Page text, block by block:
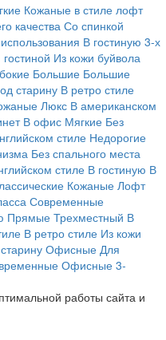
Кожаные в стиле лофт
качества Со спинкой
В гостиную 3-х
Из кожи буйвола
Большие Большие
старину В ретро стиле
Люкс В американском
В офис Мягкие Без
стиле Недорогие
Без спального места
стиле В гостиную В
Кожаные Лофт
Современные
Прямые Трехместный В
В ретро стиле Из кожи
Офисные Для
Офисные 3-
работы сайта и